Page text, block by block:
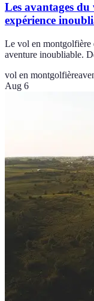
Les avantages
expérience
Le vol en montgolfière
aventure inoubliable.
vol en montgolfière
Aug 6